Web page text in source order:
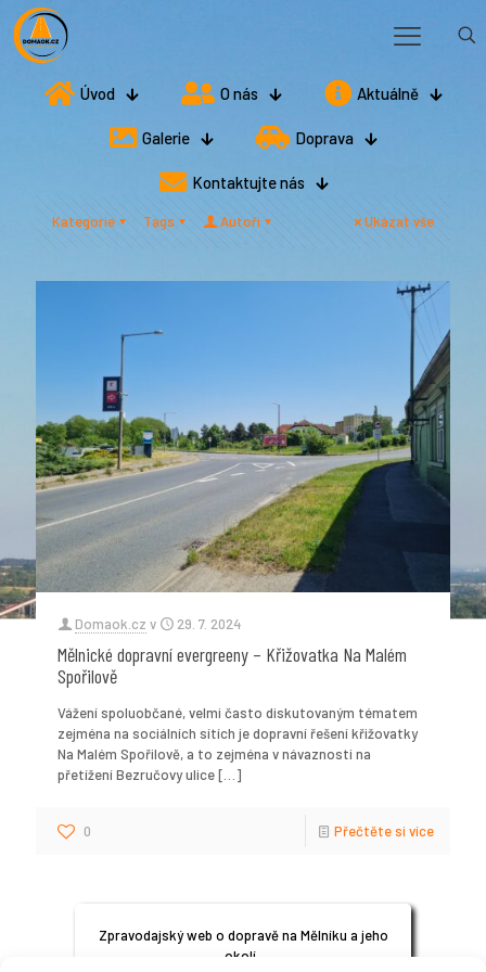
Úvod O nás Aktuálně
Galerie Doprava
Kontaktujte nás
Kategorie Tags Autoři Ukázat vše
Domaok.cz v 29. 7. 2024
Mělnické dopravní evergreeny – Křižovatka Na Malém
Spořilově
Vážení spoluobčané, velmi často diskutovaným tématem
zejména na sociálních sítích je dopravní řešení křižovatky
Na Malém Spořilově, a to zejména v návaznosti na
přetížení Bezručovy ulice[…]
0 Přečtěte si více
Zpravodajský web o dopravě na Mělníku a jeho
okolí.